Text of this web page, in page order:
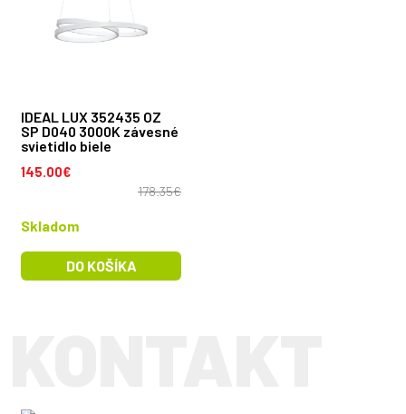
IDEAL LUX 352435 OZ
SP D040 3000K závesné
svietidlo biele
145.00€
178.35€
Skladom
DO KOŠÍKA